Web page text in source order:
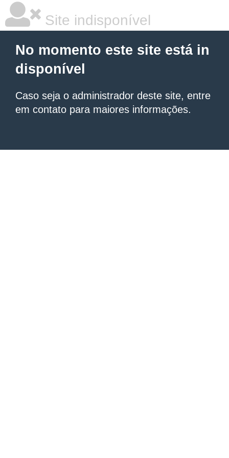
Site indisponível
No momento este site está in
disponível
Caso seja o administrador deste site, entre
em contato para maiores informações.